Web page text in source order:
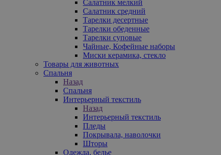
Салатник мелкий
Салатник средний
Тарелки десертные
Тарелки обеденные
Тарелки суповые
Чайные, Кофейные наборы
Миски керамика, стекло
Товары для животных
Спальня
Назад
Спальня
Интерьерный текстиль
Назад
Интерьерный текстиль
Пледы
Покрывала, наволочки
Шторы
Одежда, белье